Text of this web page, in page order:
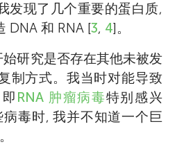
发现了几个重要的蛋白质,
DNA 和 RNA [3, 4]。
研究是否存在其他未被发
制方式。我当时对能导致
RNA 肿瘤病毒特别感兴
毒时, 我并不知道一个巨